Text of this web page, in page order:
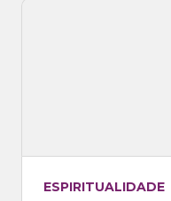
ESPIRITUALIDADE